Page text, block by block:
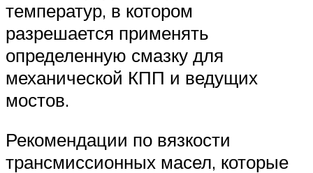
температур, в котором
разрешается применять
определенную смазку для
механической КПП и ведущих
мостов.
Рекомендации по вязкости
трансмиссионных масел, которые